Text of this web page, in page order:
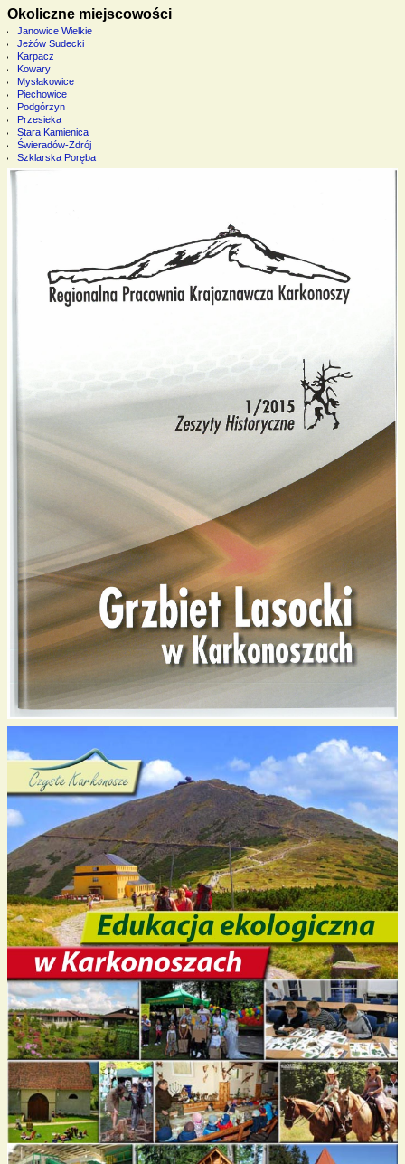
Okoliczne miejscowości
Janowice Wielkie
Jeżów Sudecki
Karpacz
Kowary
Mysłakowice
Piechowice
Podgórzyn
Przesieka
Stara Kamienica
Świeradów-Zdrój
Szklarska Poręba